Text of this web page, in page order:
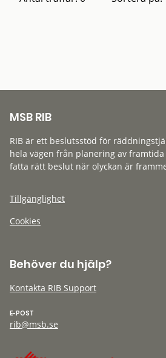
MSB RIB
RIB är ett beslutsstöd för
hela vägen från planering av
fatta rätt beslut när olyckan är
Tillgänglighet
Cookies
Behöver du hjälp?
Kontakta RIB Support
E-POST
rib@msb.se